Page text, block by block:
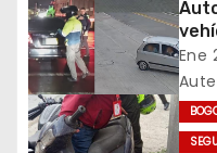
c
i
ó
Ene